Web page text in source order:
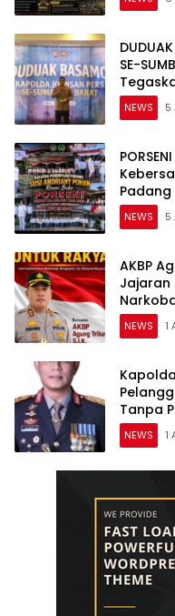
SE-
NEWS 5
Padang
NEWS 5
AKBP
Jajaran
NEWS 1
Tanpa
NEWS 1